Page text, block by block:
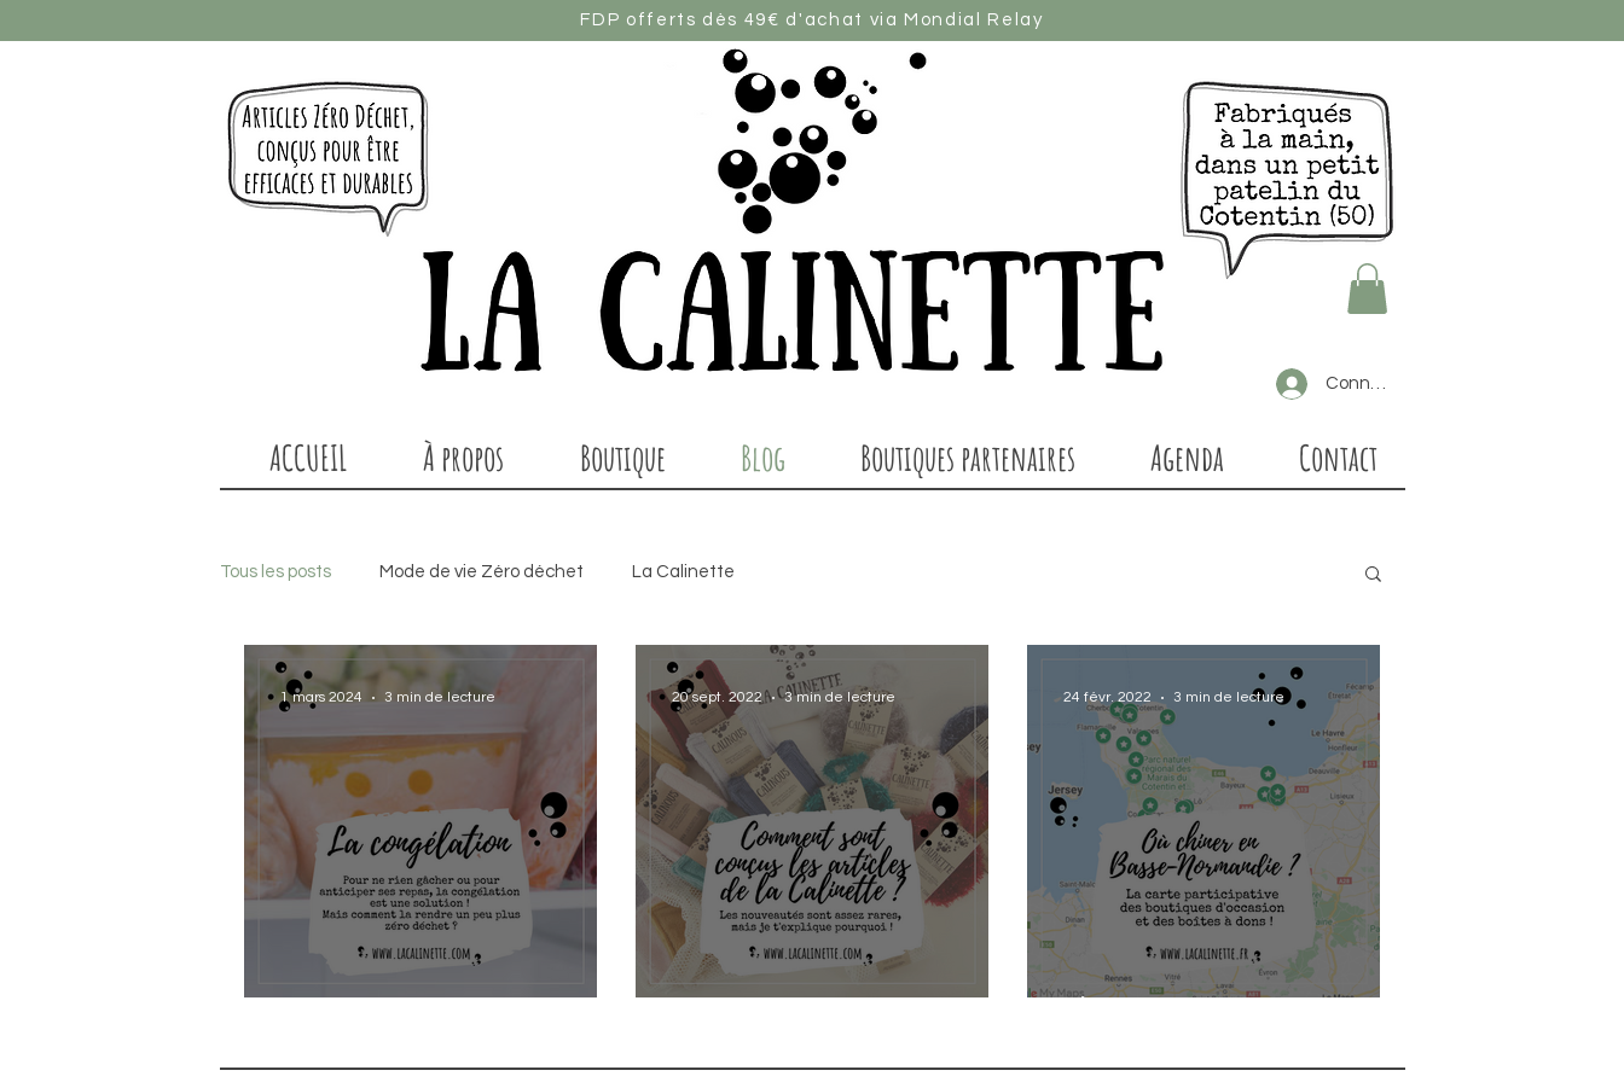
FDP offerts dès 49€ d'achat via Mondial Relay
Connexion
ACCUEIL À propos Boutique Blog Boutiques partenaires Agenda Contact
Tous les posts Mode de vie Zéro déchet La Calinette
1 mars 2024 3 min de lecture 20 sept. 2022 3 min de lecture 24 févr. 2022 3 min de lecture